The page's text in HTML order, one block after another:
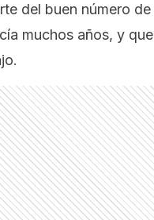
del buen número de
muchos años, y que